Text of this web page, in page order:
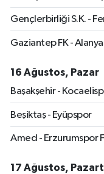
Gençlerbirliği S.K. -
Gaziantep FK -
16 Ağustos, Pazar
Başakşehir -
Beşiktaş - Eyüpspor
Amed - Erzurumspor
17 Ağustos,